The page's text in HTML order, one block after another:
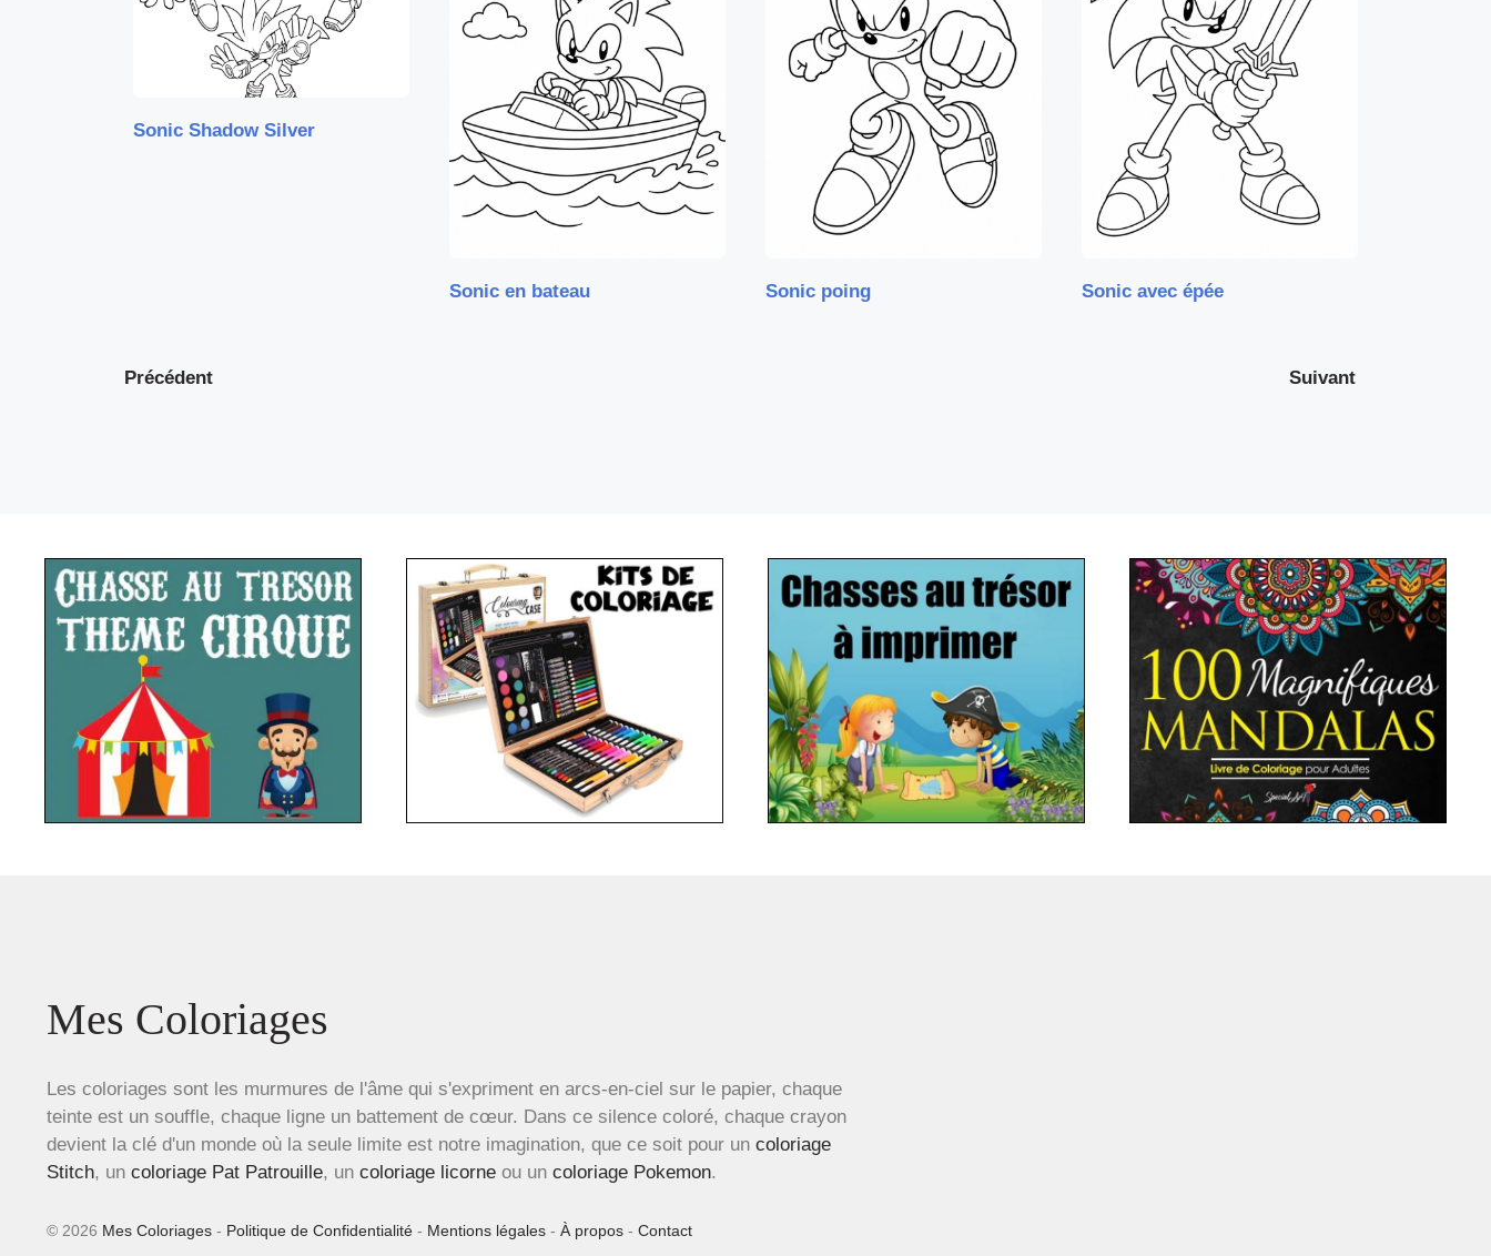
Sonic Shadow Silver
Sonic en bateau Sonic poing Sonic avec épée
Précédent Suivant
Mes Coloriages
Les coloriages sont les murmures de l'âme qui s'expriment en arcs-en-ciel sur le papier, chaque
teinte est un souffle, chaque ligne un battement de cœur. Dans ce silence coloré, chaque crayon
devient la clé d'un monde où la seule limite est notre imagination, que ce soit pour un coloriage
Stitch, un coloriage Pat Patrouille, un coloriage licorne ou un coloriage Pokemon.
© 2026 Mes Coloriages - Politique de Confidentialité - Mentions légales - À propos - Contact